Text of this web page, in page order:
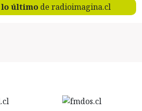
últimode radioimagina.cl